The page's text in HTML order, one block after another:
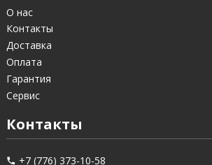
О нас
Контакты
Доставка
Оплата
Гарантия
Сервис
Контакты
+7 (776) 373-10-58